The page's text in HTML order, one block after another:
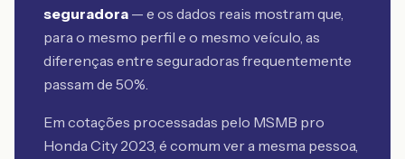
seguradora — e os dados reais mostram que,
para o mesmo perfil e o mesmo veículo, as
diferenças entre seguradoras frequentemente
passam de 50%.
Em cotações processadas pelo MSMB pro
Honda City 2023, é comum ver a mesma pessoa,